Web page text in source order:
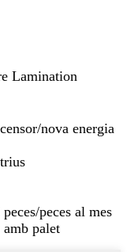
Lamination
nova energia
peces al mes
amb palet